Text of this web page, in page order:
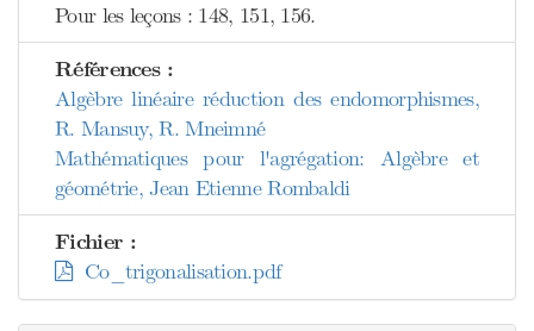
Pour les leçons : 148, 151, 156.
Références :
Algèbre linéaire réduction des endomorphismes,
R. Mansuy, R. Mneimné
Mathématiques pour l'agrégation: Algèbre et
géométrie, Jean Etienne Rombaldi
Fichier :
Co_trigonalisation.pdf